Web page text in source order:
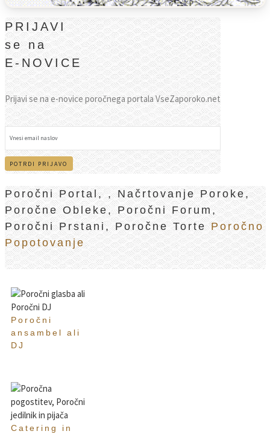
PRIJAVI
se na
E-NOVICE
Prijavi se na e-novice poročnega portala VseZaporoko.net
Poročni Portal, , Načrtovanje Poroke,
Poročne Obleke, Poročni Forum,
Poročni Prstani, Poročne TortePoročno
Popotovanje
Poročni
ansambel ali
DJ
Catering in